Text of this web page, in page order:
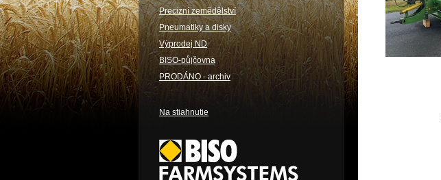
Precizní zemědělství
Pneumatiky a disky
Výprodej ND
BISO-půjčovna
PRODÁNO - archiv
Na stiahnutie